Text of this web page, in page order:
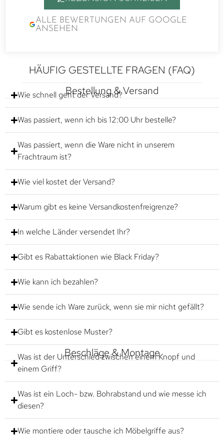
ALLE BEWERTUNGEN AUF GOOGLE
ANSEHEN
HÄUFIG GESTELLTE FRAGEN (FAQ)
Bestellung & Versand
Wie schnell geht der Versand?
Was passiert, wenn ich bis 12:00 Uhr bestelle?
Was passiert, wenn die Ware nicht in unserem
Frachtraum ist?
Wie viel kostet der Versand?
Warum gibt es keine Versandkostenfreigrenze?
In welche Länder versendet Ihr?
Gibt es Rabattaktionen wie Black Friday?
Wie kann ich bezahlen?
Wie sende ich Ware zurück, wenn sie mir nicht gefällt?
Gibt es kostenlose Muster?
Beschläge & Montage
Was ist der Unterschied zwischen einem Knopf und
einem Griff?
Was ist ein Loch- bzw. Bohrabstand und wie messe ich
diesen?
Wie montiere oder tausche ich Möbelgriffe aus?